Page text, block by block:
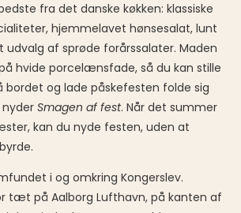
fra det danske køkken: klassiske
hjemmelavet hønsesalat, lunt
udvalg af sprøde forårssalater. Maden
hvide porcelænsfade, så du kan stille
bordet og lade påskefesten folde sig
Smagen af fest. Når det summer
kan du nyde festen, uden at
i og omkring Kongerslev.
tæt på Aalborg Lufthavn, på kanten af